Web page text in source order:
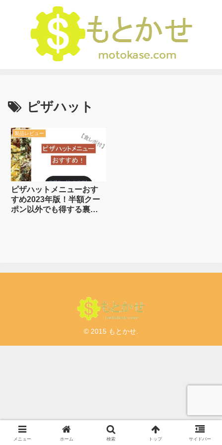
ピザハット
製品レビュー
ピザハットメニューおす
すめ2023年版！半額クー
ポン以外でも得する裏
© 2015 もとかせ.
メニュー ホーム 検索 トップ サイドバー